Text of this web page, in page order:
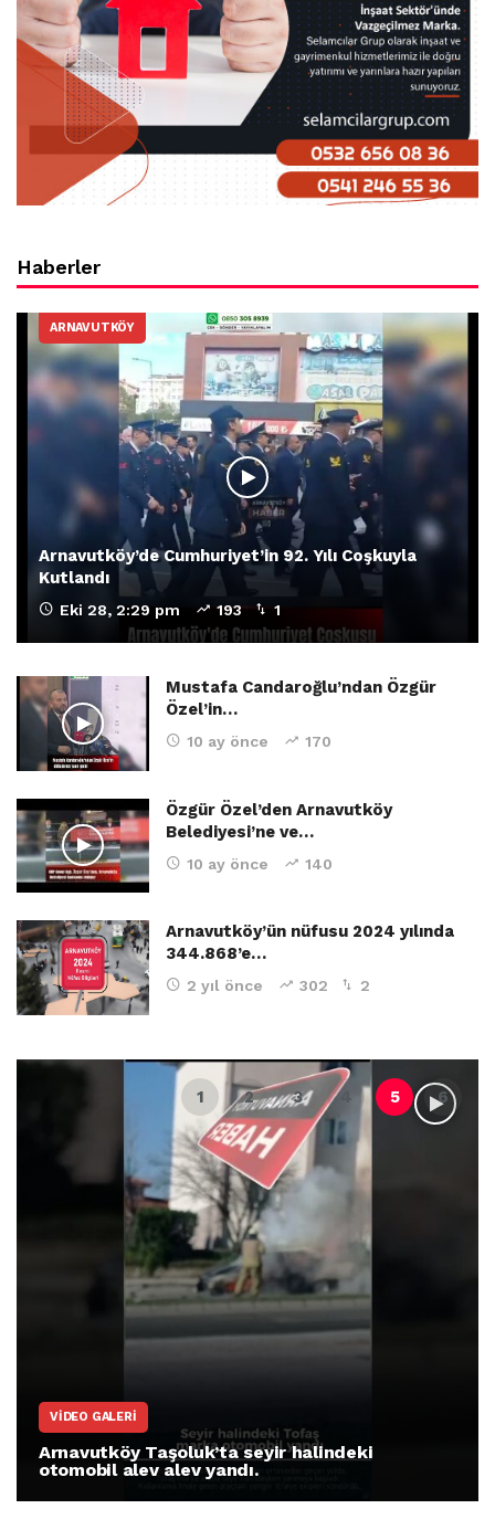
Haberler
ARNAVUTKÖY
Arnavutköy’de Cumhuriyet’in 92. Yılı Coşkuyla
Kutlandı
Eki 28, 2:29 pm 193 1
Mustafa Candaroğlu’ndan Özgür
Özel’in…
10 ay önce 170
Özgür Özel’den Arnavutköy
Belediyesi’ne ve…
10 ay önce 140
Arnavutköy’ün nüfusu 2024 yılında
344.868’e…
2 yıl önce 302 2
VIDEO GALERI
Arnavutköy Taşoluk’ta seyir halindeki
otomobil alev alev yandı.